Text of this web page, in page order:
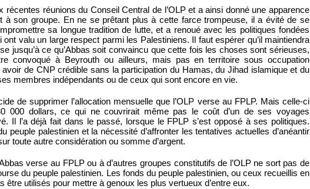
récentes réunions du Conseil Central de l’OLP et a ainsi donné une apparence
à son groupe. En ne se prêtant plus à cette farce trompeuse, il a évité de se
sa longue tradition de lutte, et a renoué avec les politiques fondées
valu un large respect parmi les Palestiniens. Il faut espérer qu’il maintiendra
jusqu’à ce qu’Abbas soit convaincu que cette fois les choses sont sérieuses,
convoqué à Beyrouth ou ailleurs, mais pas en territoire sous occupation
de CNP crédible sans la participation du Hamas, du Jihad islamique et du
membres indépendants ou de ceux qui sont encore en vie.
de supprimer l’allocation mensuelle que l’OLP verse au FPLP. Mais celle-ci
000 dollars, ce qui ne couvrirait même pas le coût d’un de ses voyages
Il l’a déjà fait dans le passé, lorsque le FPLP s’est opposé à ses politiques.
peuple palestinien et la nécessité d’affronter les tentatives actuelles d’anéantir
toute autre considération ou somme d’argent.
verse au FPLP ou à d’autres groupes constitutifs de l’OLP ne sort pas de
du peuple palestinien. Les fonds du peuple palestinien, ou ceux recueillis en
être utilisés pour mettre à genoux les plus vertueux d’entre eux.